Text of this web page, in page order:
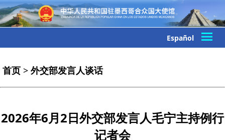
Español
首页 > 外交部发言人谈话
2026年6月2日外交部发言人毛宁主持例行
记者会